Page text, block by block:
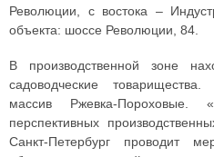
Революции, с востока –
объекта: шоссе Революции, 84.
В производственной зоне
садоводческие
массив Ржевка-Пороховые.
перспективных
Санкт-Петербург проводит